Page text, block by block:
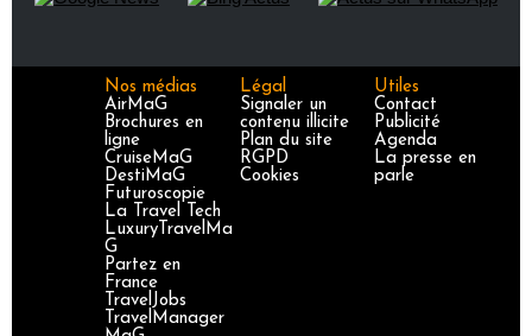
Nos médias
AirMaG
Brochures en
ligne
CruiseMaG
DestiMaG
Futuroscopie
La Travel Tech
LuxuryTravelMa
G
Partez en
France
TravelJobs
TravelManager
Légal
Signaler un
contenu illicite
Plan du site
RGPD
Cookies
Utiles
Contact
Publicité
Agenda
La presse en
parle